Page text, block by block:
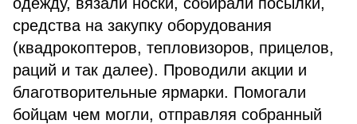
средства на закупку оборудования
(квадрокоптеров, тепловизоров, прицелов,
раций и так далее). Проводили акции и
благотворительные ярмарки. Помогали
бойцам чем могли, отправляя собранный